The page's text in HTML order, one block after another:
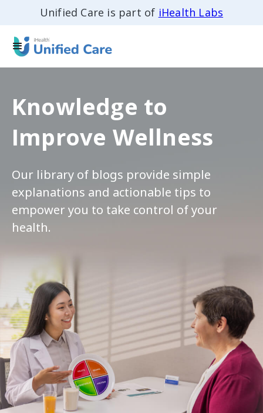
Unified Care is part of iHealth Labs
Knowledge to
Improve Wellness
Our library of blogs provide simple
explanations and actionable tips to
empower you to take control of your
health.